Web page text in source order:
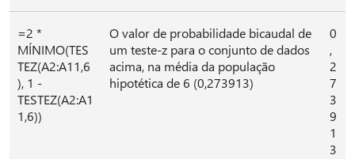
=2 *
MÍNIMO(TES
TEZ(A2:A11,6
), 1 -
TESTEZ(A2:A1
1,6))
O valor de probabilidade bicaudal de
um teste-z para o conjunto de dados
acima, na média da população
hipotética de 6 (0,273913)
0
,
2
7
3
9
1
3